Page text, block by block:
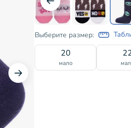
Выберите размер:
20
мало